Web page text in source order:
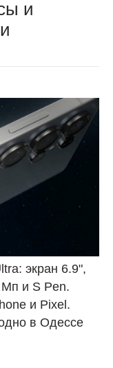
и
экран 6.9",
и S Pen.
и Pixel.
в Одессе